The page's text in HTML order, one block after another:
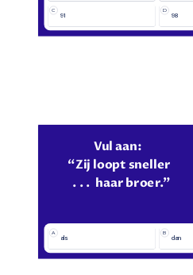
C
91
D
98
Vul aan:
“Zij loopt sneller
  . . .  haar broer.”
A
als
B
dan